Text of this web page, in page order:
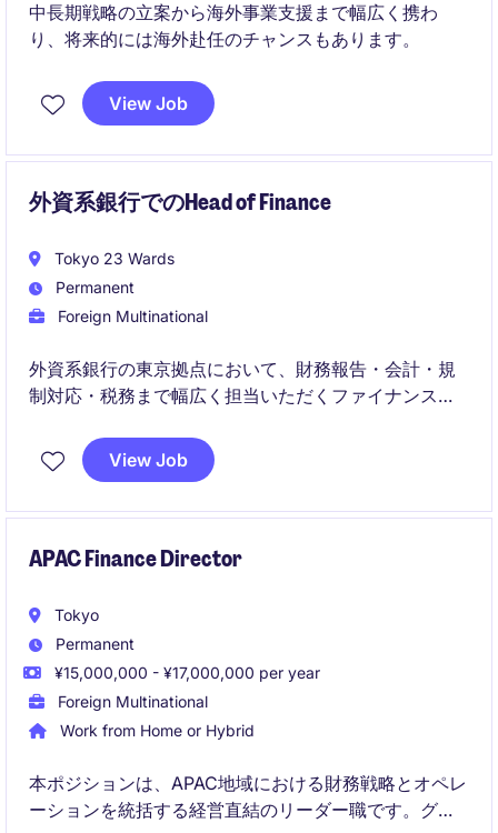
中長期戦略の立案から海外事業支援まで幅広く携わ
り、将来的には海外赴任のチャンスもあります。
View Job
外資系銀行でのHead of Finance
Tokyo 23 Wards
Permanent
Foreign Multinational
外資系銀行の東京拠点において、財務報告・会計・規
制対応・税務まで幅広く担当いただくファイナンスマ
正確性とコンプライアンスを重視し、経営層や海外本
社との連携のもと、財務基盤の強化に貢献していただ
View Job
APAC Finance Director
Tokyo
Permanent
¥15,000,000 - ¥17,000,000 per year
Foreign Multinational
Work from Home or Hybrid
本ポジションは、APAC地域における財務戦略とオペレ
ーションを統括する経営直結のリーダー職です。グロ